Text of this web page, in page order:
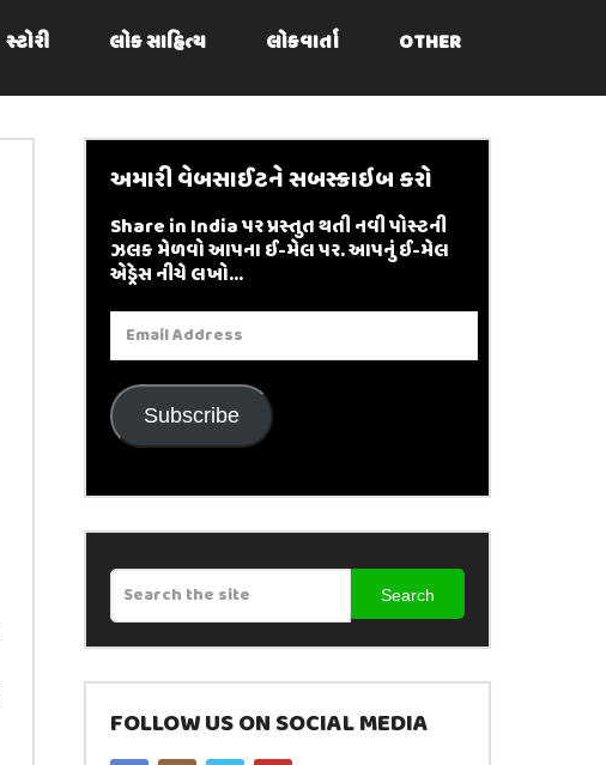
સ્ટોરી લોક સાહિત્ય લોકવાર્તા OTHER
અમારી વેબસાઈટને સબસ્ક્રાઇબ કરો
Share in India પર પ્રસ્તુત થતી નવી પોસ્ટની
ઝલક મેળવો આપના ઈ-મેલ પર. આપનું ઈ-મેલ
એડ્રેસ નીચે લખો...
Email
Address
Subscribe
Search
FOLLOW US ON SOCIAL MEDIA